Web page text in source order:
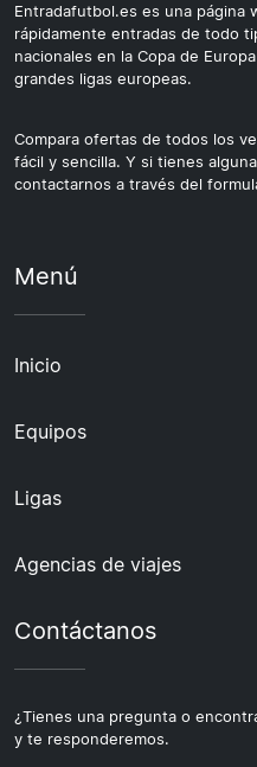
Entradafutbol.es es una página
rápidamente entradas de todo
nacionales en la Copa de
grandes ligas europeas.
Compara ofertas de todos los
fácil y sencilla. Y si tienes
contactarnos a través del
Menú
Inicio
Equipos
Ligas
Agencias de viajes
Contáctanos
¿Tienes una pregunta o
y te responderemos.